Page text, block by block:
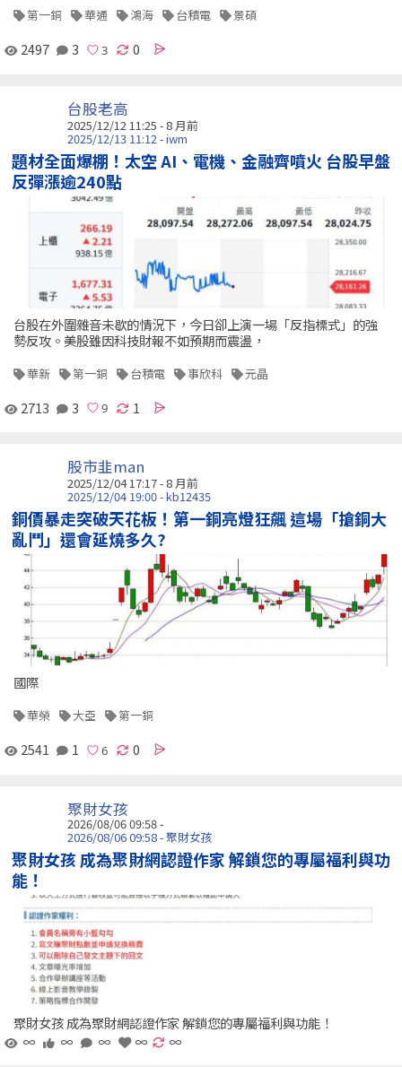
第一銅 華通 鴻海 台積電 景碩
2497 3 0
台股老高
2025/12/12 11:25 - 8 月前
2025/12/13 11:12 - iwm
題材全面爆棚！太空 AI、電機、金融齊噴火 台股早盤
反彈漲逾240點
台股在外圍雜音未歇的情況下，今日卻上演一場「反指標式」的強
勢反攻。美股雖因科技財報不如預期而震盪，
華新 第一銅 台積電 事欣科 元晶
2713 3 1
股市韭man
2025/12/04 17:17 - 8 月前
2025/12/04 19:00 - kb12435
銅價暴走突破天花板！第一銅亮燈狂飆 這場「搶銅大
亂鬥」還會延燒多久?
國際
華榮 大亞 第一銅
2541 1 0
聚財女孩
2026/08/06 09:58 -
2026/08/06 09:58 - 聚財女孩
聚財女孩 成為聚財網認證作家 解鎖您的專屬福利與功
能！
聚財女孩 成為聚財網認證作家 解鎖您的專屬福利與功能！
∞
∞ ∞ ∞ ∞